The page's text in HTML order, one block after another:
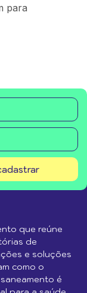
para
que reúne
de
e soluções
como o
é